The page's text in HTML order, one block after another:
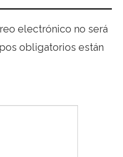
electrónico no será
obligatorios están